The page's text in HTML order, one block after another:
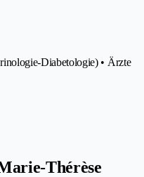
Diabetologie) • Ärzte
Thérèse